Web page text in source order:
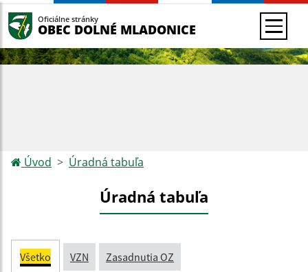
Oficiálne stránky
OBEC DOLNÉ MLADONICE
Úvod Úradná tabuľa
Úradná tabuľa
Všetko VZN Zasadnutia OZ